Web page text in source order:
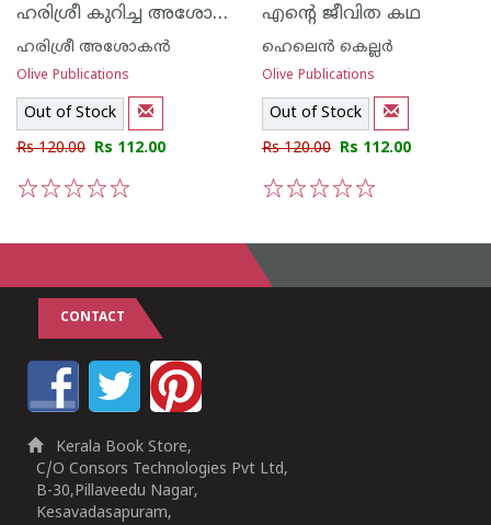
ഹരിശ്രീ കുറിച്ച അശോക കഥകള്‍
ഹരിശ്രീ അശോക‌ന്‍
Olive Publications
Out of Stock
Rs 120.00 Rs 112.00
എന്റെ ജീവിത കഥ
ഹെലെ‌ന്‍ കെല്ലര്‍
Olive Publications
Out of Stock
Rs 120.00 Rs 112.00
CONTACT
Kerala Book Store,
C/O Consors Technologies Pvt Ltd,
B-30,Pillaveedu Nagar,
Kesavadasapuram,